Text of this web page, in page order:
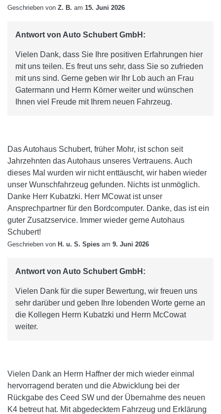
Geschrieben von Z. B. am 15. Juni 2026
Antwort von Auto Schubert GmbH:
Vielen Dank, dass Sie Ihre positiven Erfahrungen hier
mit uns teilen. Es freut uns sehr, dass Sie so zufrieden
mit uns sind. Gerne geben wir Ihr Lob auch an Frau
Gatermann und Herrn Körner weiter und wünschen
Ihnen viel Freude mit Ihrem neuen Fahrzeug.
Das Autohaus Schubert, früher Mohr, ist schon seit
Jahrzehnten das Autohaus unseres Vertrauens. Auch
dieses Mal wurden wir nicht enttäuscht, wir haben wieder
unser Wunschfahrzeug gefunden. Nichts ist unmöglich.
Danke Herr Kubatzki. Herr MCowat ist unser
Ansprechpartner für den Bordcomputer. Danke, das ist ein
guter Zusatzservice. Immer wieder gerne Autohaus
Schubert!
Geschrieben von H. u. S. Spies am 9. Juni 2026
Antwort von Auto Schubert GmbH:
Vielen Dank für die super Bewertung, wir freuen uns
sehr darüber und geben Ihre lobenden Worte gerne an
die Kollegen Herrn Kubatzki und Herrn McCowat
weiter.
Vielen Dank an Herrn Haffner der mich wieder einmal
hervorragend beraten und die Abwicklung bei der
Rückgabe des Ceed SW und der Übernahme des neuen
K4 betreut hat. Mit abgedecktem Fahrzeug und Erklärung